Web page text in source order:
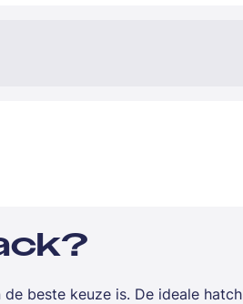
beste keuze is. De ideale